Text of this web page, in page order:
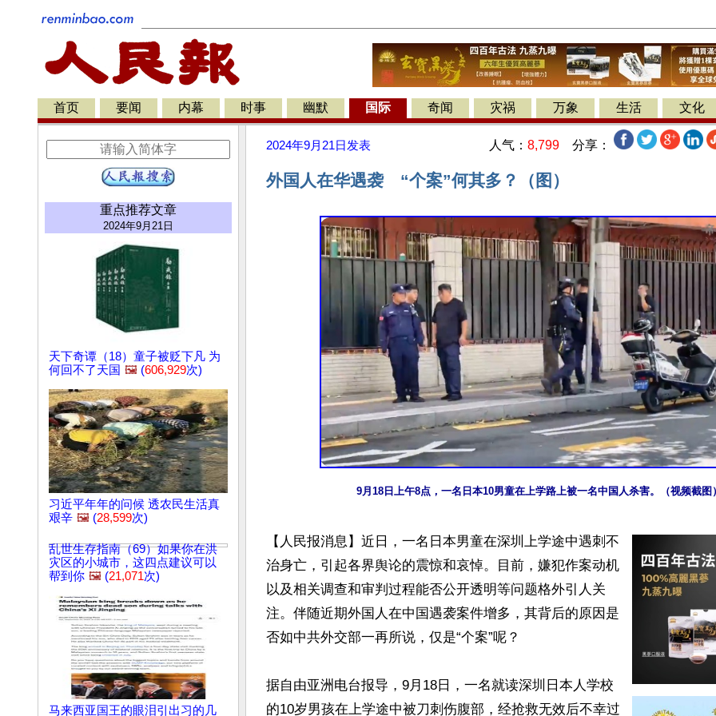
首页 要闻 内幕 时事 幽默 国际 奇闻 灾祸 万象 生活 文化
重点推荐文章
2024年9月21日
天下奇谭（18）童子被贬下凡 为
何回不了天国 🖼️ (606,929次)
习近平年年的问候 透农民生活真
艰辛 🖼️ (28,599次)
乱世生存指南（69）如果你在洪
灾区的小城市，这四点建议可以
帮到你 🖼️ (21,071次)
马来西亚国王的眼泪引出习的几
2024年9月21日 发表 人气： 8,799 分享：
外国人在华遇袭 “个案”何其多？（图）
9月18日上午8点，一名日本10男童在上学路上被一名中国人杀害。（视频截图
【人民报消息】近日，一名日本男童在深圳上学途中遇刺不
治身亡，引起各界舆论的震惊和哀悼。目前，嫌犯作案动机
以及相关调查和审判过程能否公开透明等问题格外引人关
注。伴随近期外国人在中国遇袭案件增多，其背后的原因是
否如中共外交部一再所说，仅是“个案”呢？
据自由亚洲电台报导，9月18日，一名就读深圳日本人学校
的10岁男孩在上学途中被刀刺伤腹部，经抢救无效后不幸过